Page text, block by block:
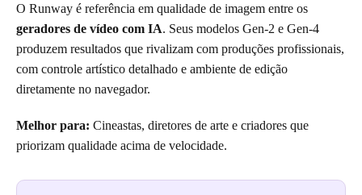
O Runway é referência em qualidade de imagem entre os
geradores de vídeo com IA. Seus modelos Gen-2 e Gen-4
produzem resultados que rivalizam com produções profissionais,
com controle artístico detalhado e ambiente de edição
diretamente no navegador.
Melhor para: Cineastas, diretores de arte e criadores que
priorizam qualidade acima de velocidade.